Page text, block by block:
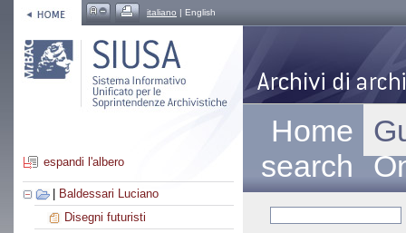
italiano | English
espandi l'albero
Baldessari Luciano
Disegni futuristi
Home
search